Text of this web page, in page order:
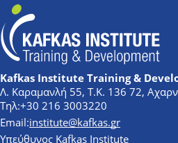
Kafkas Institute Training &
Λ. Καραμανλή 55, Τ.Κ. 136 72,
+30 216 3003220
institute@kafkas.gr
Υπεύθυνος Kafkas Institute